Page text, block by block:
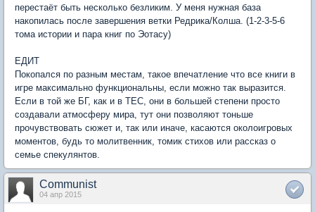
перестаёт быть несколько безликим. У меня нужная база
накопилась после завершения ветки Редрика/Колша. (1-2-3-5-6
тома истории и пара книг по Эотасу)
ЕДИТ
Покопался по разным местам, такое впечатление что все книги в
игре максимально функциональны, если можно так выразится.
Если в той же БГ, как и в ТЕС, они в большей степени просто
создавали атмосферу мира, тут они позволяют тоньше
прочувствовать сюжет и, так или иначе, касаются околоигровых
моментов, будь то молитвенник, томик стихов или рассказ о
семье спекулянтов.
Communist
04 апр 2015